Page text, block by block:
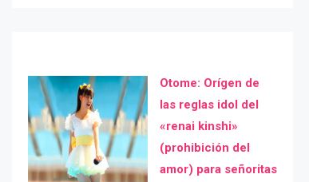
Otome: Orígen de
las reglas idol del
«renai kinshi»
(prohibición del
amor) para señoritas